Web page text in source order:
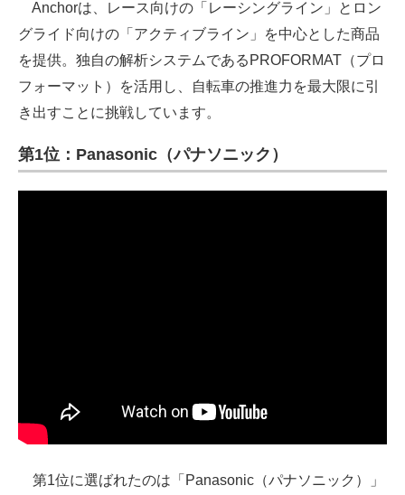
Anchorは、レース向けの「レーシングライン」とロン
グライド向けの「アクティブライン」を中心とした商品
を提供。独自の解析システムであるPROFORMAT（プロ
フォーマット）を活用し、自転車の推進力を最大限に引
き出すことに挑戦しています。
第1位：Panasonic（パナソニック）
第1位に選ばれたのは「Panasonic（パナソニック）」